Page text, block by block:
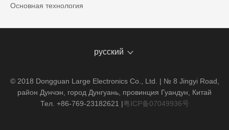
Основная технология
русский
© 2018 Dongguan Large Electronics Co., Ltd. | № 8 Jingyi Road,
район Дунчэн, город Дунгуань, провинция Гуандун, Китай
Тел. +86-769-23182621 |粤ICP备07049936号